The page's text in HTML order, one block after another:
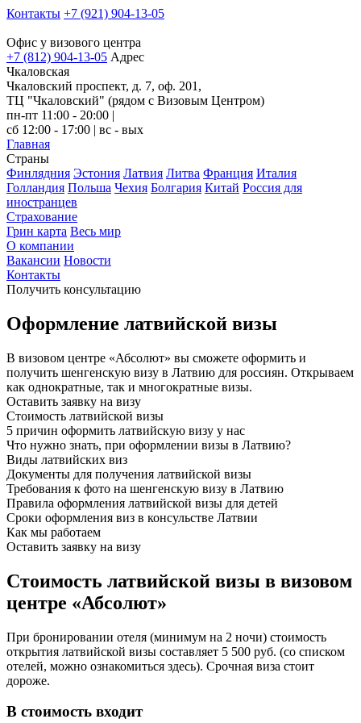
Контакты +7 (921) 904-13-05
Офис у визового центра
+7 (812) 904-13-05 Адрес
Чкаловская
Чкаловский проспект, д. 7, оф. 201,
ТЦ "Чкаловский" (рядом с Визовым Центром)
пн-пт 11:00 - 20:00 |
сб 12:00 - 17:00 | вс - вых
Главная
Страны
Финлядния Эстония Латвия Литва Франция Италия
Голландия Польша Чехия Болгария Китай Россия для
иностранцев
Страхование
Грин карта Весь мир
О компании
Вакансии Новости
Контакты
Получить консультацию
Оформление латвийской визы
В визовом центре «Абсолют» вы сможете оформить и
получить шенгенскую визу в Латвию для россиян. Открываем
как однократные, так и многократные визы.
Оставить заявку на визу
Стоимость латвийской визы
5 причин оформить латвийскую визу у нас
Что нужно знать, при оформлении визы в Латвию?
Виды латвийских виз
Документы для получения латвийской визы
Требования к фото на шенгенскую визу в Латвию
Правила оформления латвийской визы для детей
Сроки оформления виз в консульстве Латвии
Как мы работаем
Оставить заявку на визу
Стоимость латвийской визы в визовом
центре «Абсолют»
При бронировании отеля (минимум на 2 ночи) стоимость
открытия латвийской визы составляет 5 500 руб. (со списком
отелей, можно ознакомиться здесь). Срочная виза стоит
дороже.
В стоимость входит